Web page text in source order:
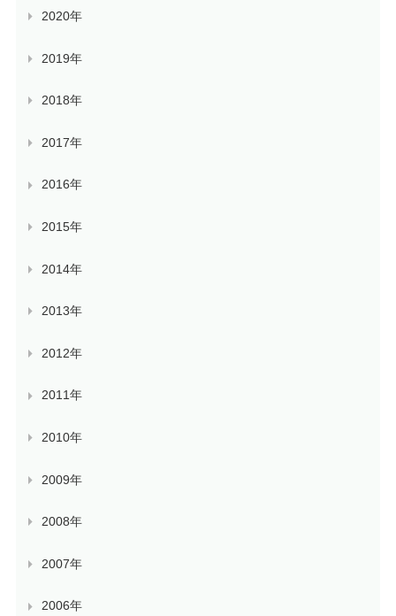
2020年
2019年
2018年
2017年
2016年
2015年
2014年
2013年
2012年
2011年
2010年
2009年
2008年
2007年
2006年